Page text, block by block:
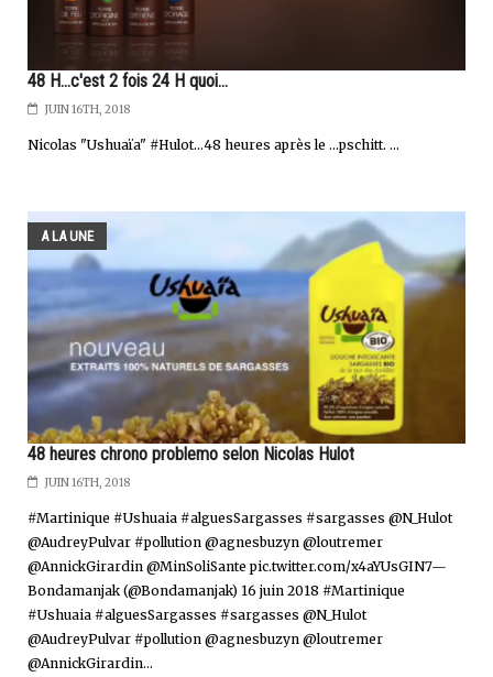
48 H...c'est 2 fois 24 H quoi...
JUIN 16TH, 2018
Nicolas "Ushuaïa" #Hulot...48 heures après le ...pschitt. ...
A LA UNE
48 heures chrono problemo selon Nicolas Hulot
JUIN 16TH, 2018
#Martinique #Ushuaia #alguesSargasses #sargasses @N_Hulot
@AudreyPulvar #pollution @agnesbuzyn @loutremer
@AnnickGirardin @MinSoliSante pic.twitter.com/x4aYUsGIN7—
Bondamanjak (@Bondamanjak) 16 juin 2018 #Martinique
#Ushuaia #alguesSargasses #sargasses @N_Hulot
@AudreyPulvar #pollution @agnesbuzyn @loutremer
@AnnickGirardin...